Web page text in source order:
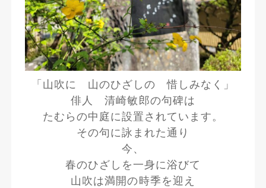
「山吹に 山のひざしの 惜しみなく」
俳人 清崎敏郎の句碑は
たむらの中庭に設置されています。
その句に詠まれた通り
今、
春のひざしを一身に浴びて
山吹は満開の時季を迎え